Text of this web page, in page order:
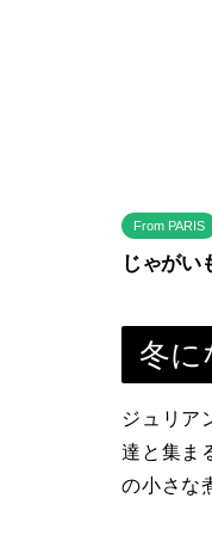
From PARIS
じゃがい
冬に
ジュリア
達と集ま
の小さな